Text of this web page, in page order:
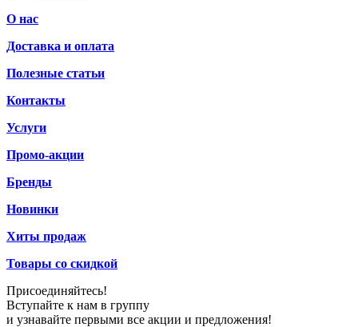
О нас
Доставка и оплата
Полезные статьи
Контакты
Услуги
Промо-акции
Бренды
Новинки
Хиты продаж
Товары со скидкой
Присоединяйтесь!
Вступайте к нам в группу
и узнавайте первыми все акции и предложения!